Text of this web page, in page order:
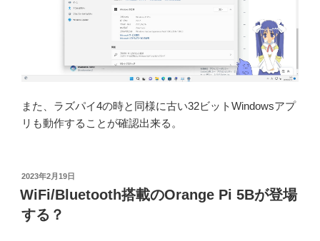
また、ラズパイ4の時と同様に古い32ビットWindowsアプ
リも動作することが確認出来る。
投
稿
日:
2023年2月19日
WiFi/Bluetooth搭載のOrange Pi 5Bが登場
する？